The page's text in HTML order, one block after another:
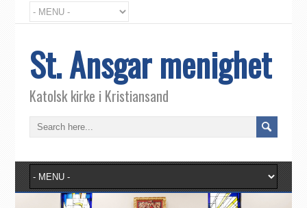
St. Ansgar menighet
Katolsk kirke i Kristiansand